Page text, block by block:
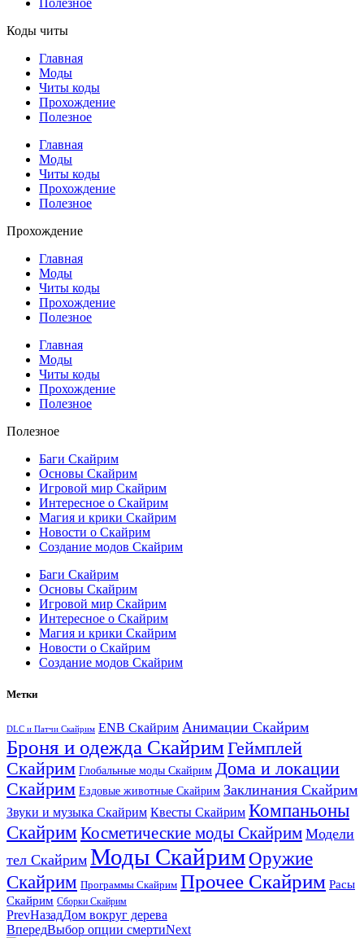
Коды читы
Главная
Моды
Читы коды
Прохождение
Полезное
Главная
Моды
Читы коды
Прохождение
Полезное
Прохождение
Главная
Моды
Читы коды
Прохождение
Полезное
Главная
Моды
Читы коды
Прохождение
Полезное
Полезное
Баги Скайрим
Основы Скайрим
Игровой мир Скайрим
Интересное о Скайрим
Магия и крики Скайрим
Новости о Скайрим
Создание модов Скайрим
Баги Скайрим
Основы Скайрим
Игровой мир Скайрим
Интересное о Скайрим
Магия и крики Скайрим
Новости о Скайрим
Создание модов Скайрим
Метки
DLC и Патчи Скайрим ENB Скайрим Анимации Скайрим
Броня и одежда СкайримГеймплей
Скайрим Глобальные моды Скайрим Дома и локации
Скайрим Ездовые животные Скайрим Заклинания Скайрим
Звуки и музыка Скайрим Квесты Скайрим Компаньоны
Скайрим Косметические моды Скайрим Модели
тел Скайрим Моды Скайрим Оружие
Скайрим Программы Скайрим Прочее Скайрим Расы
Скайрим Сборки Скайрим
PrevНазадДом вокруг дерева
ВпередВыбор опции смертиNext